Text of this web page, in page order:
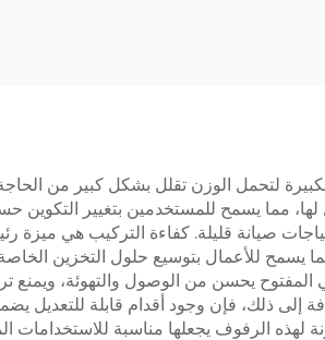
الكبيرة لتحمل الوزن تقلل بشكل كبير من
لها، مما يسمح للمستخدمين بتغيير التكوين
صيانة قليلة. كفاءة التركيب هي ميزة
يسمح للأعمال بتوسيع حلول التخزين الخاصة
المفتوح يحسن من الوصول والتهوئة، ويمنع
إلى ذلك، فإن وجود أقدام قابلة للتعديل
لهذه الرفوف يجعلها مناسبة للاستخدامات